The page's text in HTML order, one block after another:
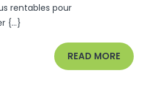
En
France
rentables pour
{...}
READ MORE READ
MORE